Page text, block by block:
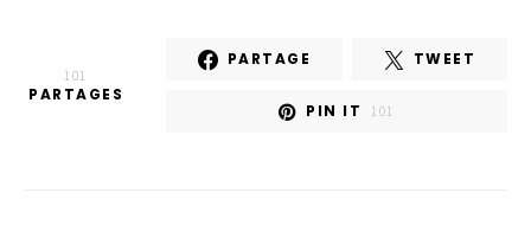
101
PARTAGES
PARTAGE TWEET
PIN IT 101